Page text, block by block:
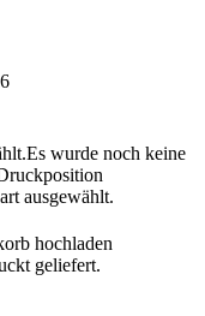
Es wurde noch keine
ausgewählt.
hochladen
geliefert.